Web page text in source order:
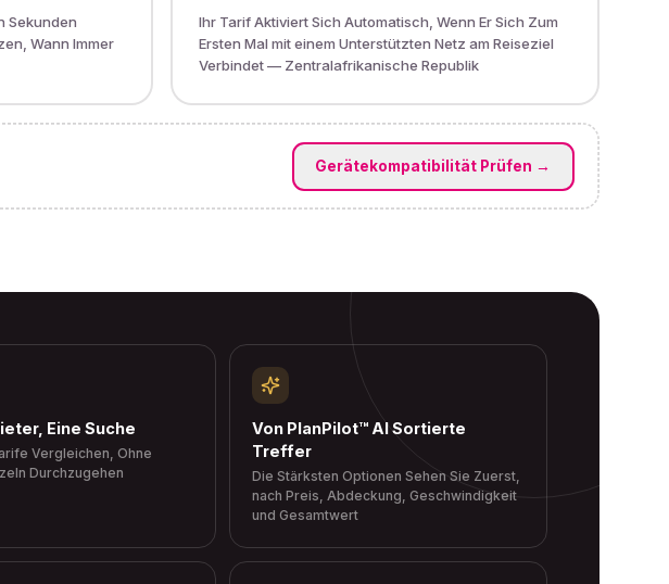
Sekunden
Wann Immer
Ihr Tarif Aktiviert Sich Automatisch, Wenn Er Sich Zum
Ersten Mal mit einem Unterstützten Netz am Reiseziel
Verbindet — Zentralafrikanische Republik
Gerätekompatibilität Prüfen →
Eine Suche
Vergleichen, Ohne
Durchzugehen
Von PlanPilot™ AI Sortierte
Treffer
Die Stärksten Optionen Sehen Sie Zuerst,
nach Preis, Abdeckung, Geschwindigkeit
und Gesamtwert